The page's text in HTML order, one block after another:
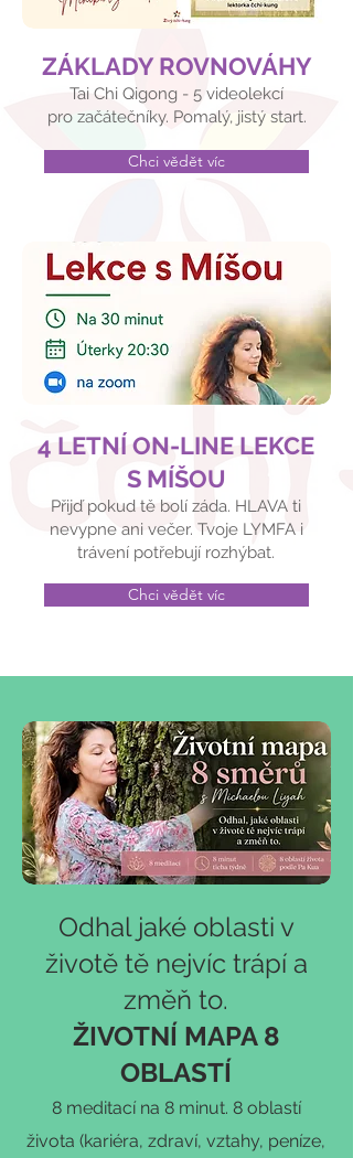
ZÁKLADY ROVNOVÁHY
Tai Chi Qigong - 5 videolekcí
pro začátečníky. Pomalý, jistý start.
Chci vědět víc
4 LETNÍ ON-LINE LEKCE
S MÍŠOU
Přijď pokud tě bolí záda. HLAVA ti
nevypne ani večer. Tvoje LYMFA i
trávení potřebují rozhýbat.
Chci vědět víc
Odhal jaké oblasti v
životě tě nejvíc trápí a
změň to.
ŽIVOTNÍ MAPA 8
OBLASTÍ
8 meditací na 8 minut. 8 oblastí
života (kariéra, zdraví, vztahy, peníze,